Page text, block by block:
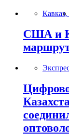
Кавказ,
США и